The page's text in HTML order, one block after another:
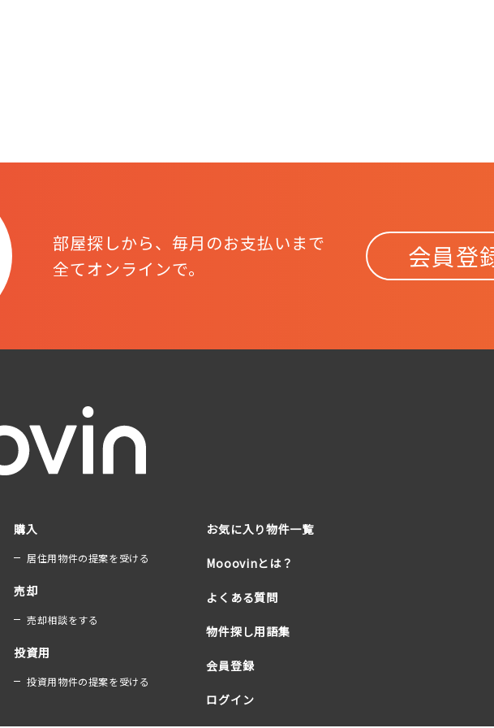
部屋探しから、毎月のお支払いまで
全てオンラインで。
会員登
購入
居住用物件の提案を受ける
売却
売却相談をする
投資用
投資用物件の提案を受ける
お気に入り物件一覧
Mooovinとは？
よくある質問
物件探し用語集
会員登録
ログイン